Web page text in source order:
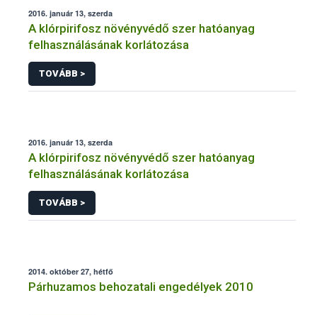
2016. január 13, szerda
A klórpirifosz növényvédő szer hatóanyag
felhasználásának korlátozása
TOVÁBB >
2016. január 13, szerda
A klórpirifosz növényvédő szer hatóanyag
felhasználásának korlátozása
TOVÁBB >
2014. október 27, hétfő
Párhuzamos behozatali engedélyek 2010